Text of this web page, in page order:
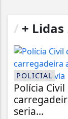
/ + Lidas
POLICIAL
Polícia
seria...